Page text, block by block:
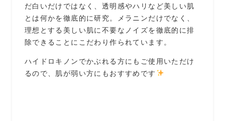
だ白いだけではなく、透明感やハリなど美しい肌
とは何かを徹底的に研究。メラニンだけでなく、
理想とする美しい肌に不要なノイズを徹底的に排
除できることにこだわり作られています。
ハイドロキノンでかぶれる方にもご使用いただけ
るので、肌が弱い方にもおすすめです